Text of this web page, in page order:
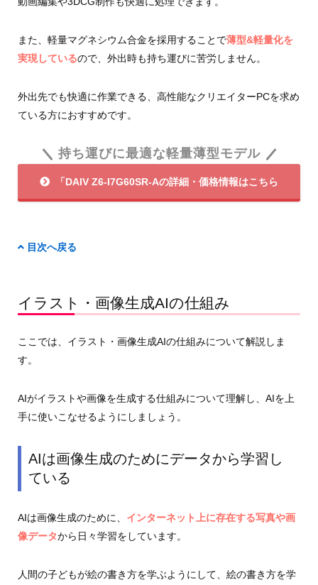
また、軽量マグネシウム合金を採用することで薄型&軽量化を
実現しているので、外出時も持ち運びに苦労しません。
外出先でも快適に作業できる、高性能なクリエイターPCを求め
ている方におすすめです。
持ち運びに最適な軽量薄型モデル
「DAIV Z6-I7G60SR-Aの詳細・価格情報はこちら
目次へ戻る
イラスト・画像生成AIの仕組み
ここでは、イラスト・画像生成AIの仕組みについて解説しま
す。
AIがイラストや画像を生成する仕組みについて理解し、AIを上
手に使いこなせるようにしましょう。
AIは画像生成のためにデータから学習し
ている
AIは画像生成のために、 インターネット上に存在する写真や画
像データから日々学習をしています。
人間の子どもが絵の書き方を学ぶようにして、絵の書き方を学